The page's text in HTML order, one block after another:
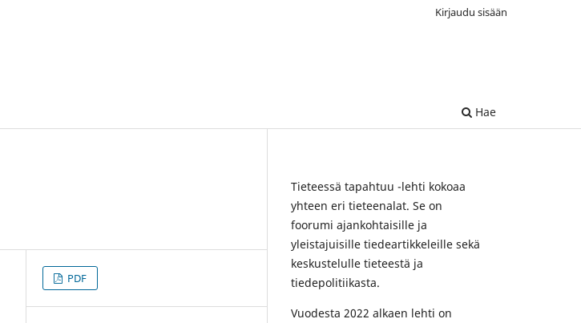
Hae
Kirjaudu sisään
PDF
Tieteessä tapahtuu -lehti kokoaa
yhteen eri tieteenalat. Se on
foorumi ajankohtaisille ja
yleistajuisille tiedeartikkeleille sekä
keskustelulle tieteestä ja
tiedepolitiikasta.
Vuodesta 2022 alkaen lehti on